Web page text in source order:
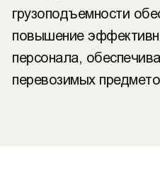
грузоподъемности
повышение
персонала,
перевозимых